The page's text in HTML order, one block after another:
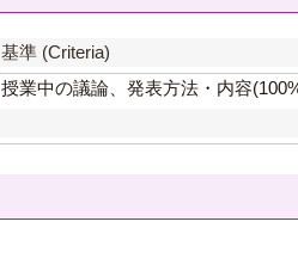
基準 (Criteria)
授業中の議論、発表方法・内容